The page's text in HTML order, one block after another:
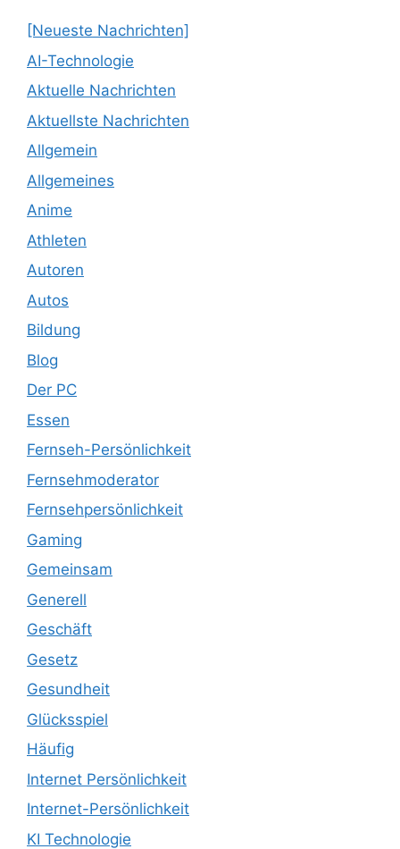
[Neueste Nachrichten]
AI-Technologie
Aktuelle Nachrichten
Aktuellste Nachrichten
Allgemein
Allgemeines
Anime
Athleten
Autoren
Autos
Bildung
Blog
Der PC
Essen
Fernseh-Persönlichkeit
Fernsehmoderator
Fernsehpersönlichkeit
Gaming
Gemeinsam
Generell
Geschäft
Gesetz
Gesundheit
Glücksspiel
Häufig
Internet Persönlichkeit
Internet-Persönlichkeit
KI Technologie